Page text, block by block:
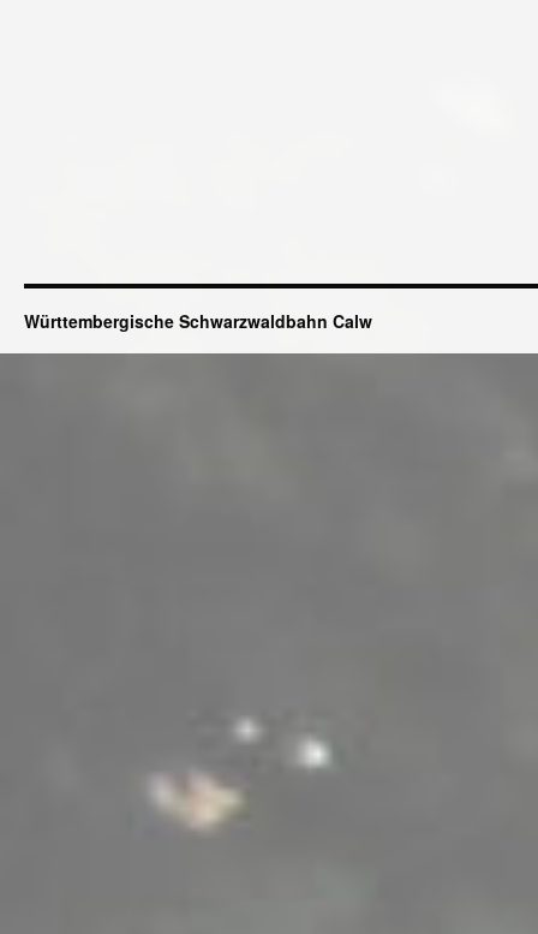
Württembergische Schwarzwaldbahn Calw